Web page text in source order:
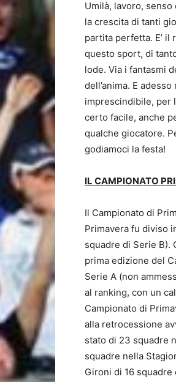
Umilà, lavoro,
la crescita di tanti
partita perfetta. E’ il
questo sport, di
lode. Via i fantasmi
dell’anima. E
imprescindibile, per
certo facile, anche
qualche giocatore.
godiamoci la festa!
IL CAMPIONATO
Il Campionato di
Primavera fu diviso
squadre di Serie B).
prima edizione del
Serie A (non
al ranking, con un
Campionato di
alla retrocessione
stato di 23 squadre
squadre nella
Gironi di 16 squadre